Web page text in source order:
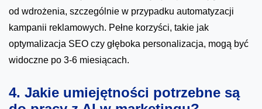
od wdrożenia, szczególnie w przypadku automatyzacji
kampanii reklamowych. Pełne korzyści, takie jak
optymalizacja SEO czy głęboka personalizacja, mogą być
widoczne po 3-6 miesiącach.
4. Jakie umiejętności potrzebne są